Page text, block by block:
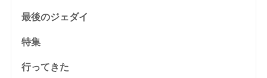
最後のジェダイ
特集
行ってきた